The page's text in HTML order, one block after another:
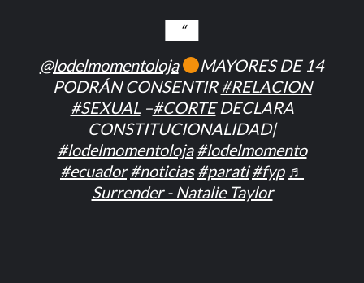
@lodelmomentoloja
MAYORES DE 14
PODRÁN CONSENTIR#RELACION
#SEXUAL–#CORTEDECLARA
CONSTITUCIONALIDAD|
#lodelmomentoloja #lodelmomento
#ecuador #noticias #parati #fyp ♬
Surrender - Natalie Taylor